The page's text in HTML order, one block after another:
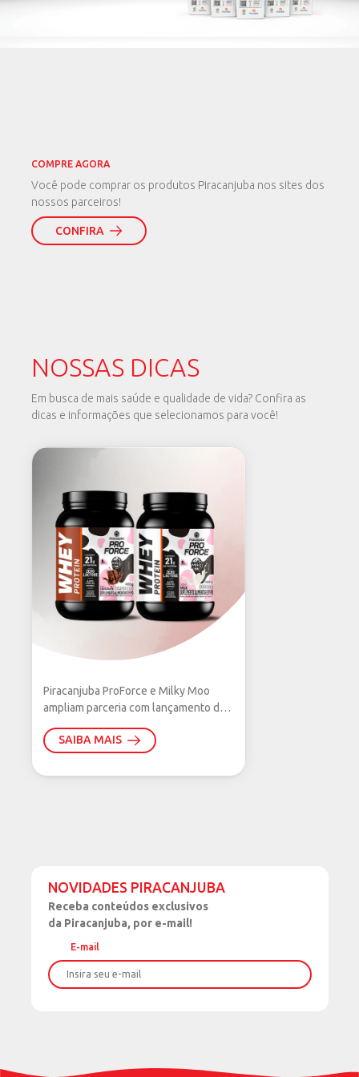
COMPRE AGORA
Você pode comprar os produtos Piracanjuba nos sites dos
nossos parceiros!
CONFIRA
NOSSAS DICAS
Em busca de mais saúde e qualidade de vida? Confira as
dicas e informações que selecionamos para você!
Piracanjuba ProForce e Milky Moo
ampliam parceria com lançamento de
SAIBA MAIS
NOVIDADES PIRACANJUBA
Receba conteúdos exclusivos
da Piracanjuba, por e-mail!
E-mail
Sobrenome